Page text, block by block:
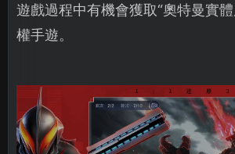
遊戲過程中有機會獲取“奧特曼實
權手遊。